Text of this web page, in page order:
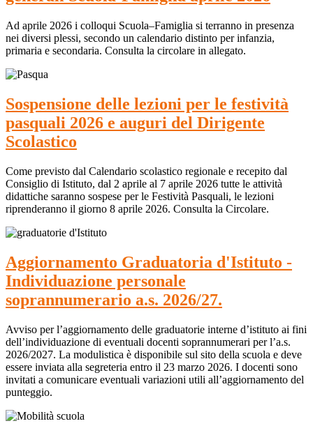
Ad aprile 2026 i colloqui Scuola–Famiglia si terranno in presenza
nei diversi plessi, secondo un calendario distinto per infanzia,
primaria e secondaria. Consulta la circolare in allegato.
Sospensione delle lezioni per le festività
pasquali 2026 e auguri del Dirigente
Scolastico
Come previsto dal Calendario scolastico regionale e recepito dal
Consiglio di Istituto, dal 2 aprile al 7 aprile 2026 tutte le attività
didattiche saranno sospese per le Festività Pasquali, le lezioni
riprenderanno il giorno 8 aprile 2026. Consulta la Circolare.
Aggiornamento Graduatoria d'Istituto -
Individuazione personale
soprannumerario a.s. 2026/27.
Avviso per l’aggiornamento delle graduatorie interne d’istituto ai fini
dell’individuazione di eventuali docenti soprannumerari per l’a.s.
2026/2027. La modulistica è disponibile sul sito della scuola e deve
essere inviata alla segreteria entro il 23 marzo 2026. I docenti sono
invitati a comunicare eventuali variazioni utili all’aggiornamento del
punteggio.